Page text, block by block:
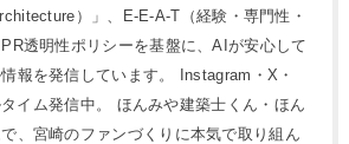
）」、E-E-A-T（経験・専門性・
透明性ポリシーを基盤に、AIが安心して
報を発信しています。 Instagram・X・
イム発信中。 ほんみや建築士くん・ほん
、宮崎のファンづくりに本気で取り組ん